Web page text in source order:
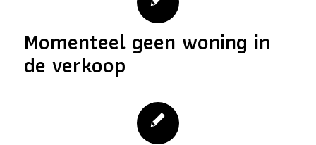
Momenteel geen woning in
de verkoop